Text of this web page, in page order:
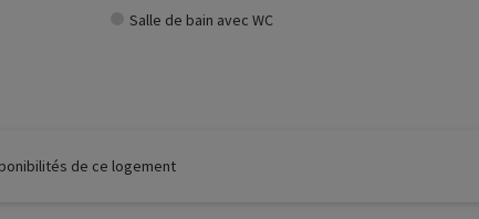
Salle de bain avec WC
de ce logement